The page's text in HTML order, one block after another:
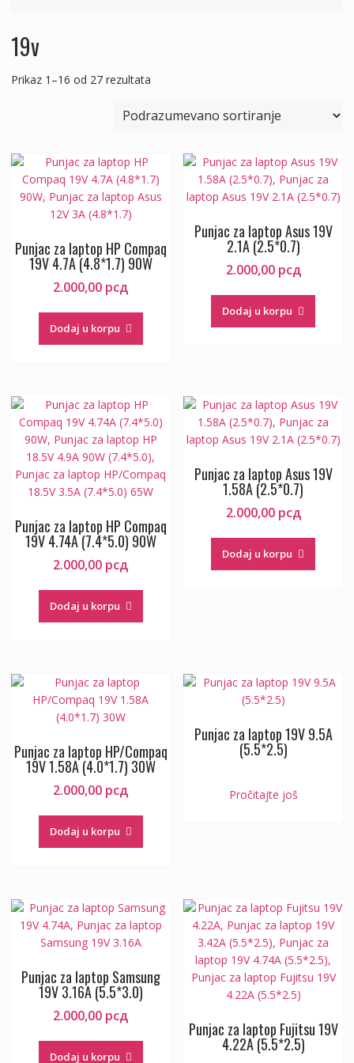
19v
Prikaz 1–16 od 27 rezultata
Punjac za laptop HP Compaq
19V 4.7A (4.8*1.7) 90W
2.000,00 рсд
Dodaj u korpu
Punjac za laptop Asus 19V
2.1A (2.5*0.7)
2.000,00 рсд
Dodaj u korpu
Punjac za laptop HP Compaq
19V 4.74A (7.4*5.0) 90W
2.000,00 рсд
Dodaj u korpu
Punjac za laptop Asus 19V
1.58A (2.5*0.7)
2.000,00 рсд
Dodaj u korpu
Punjac za laptop HP/Compaq
19V 1.58A (4.0*1.7) 30W
2.000,00 рсд
Dodaj u korpu
Punjac za laptop 19V 9.5A
(5.5*2.5)
Pročitajte još
Punjac za laptop Samsung
19V 3.16A (5.5*3.0)
2.000,00 рсд
Dodaj u korpu
Punjac za laptop Fujitsu 19V
4.22A (5.5*2.5)